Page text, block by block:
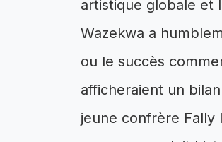
artistique globale et
Wazekwa a
ou le succès
afficheraient un
jeune confrère Fally